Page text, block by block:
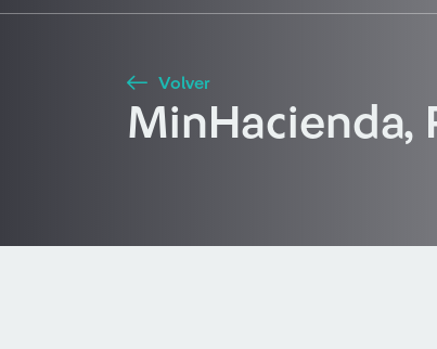
Buscar
Volver
MinHacienda,